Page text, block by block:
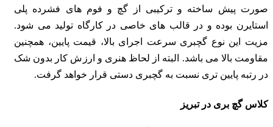
صورت پیش ساخته و ترکیبی از گچ و فوم های فشرده پلی
استایرن بوده و در قالب های خاصی در کارگاه تولید می شود.
مزیت این نوع گچبری سرعت اجرای بالا، قیمت پایین، همچنین
مقاومت بالا می باشد. البته از لحاظ هنری و ارزش کار بدون شک
در رتبه پایین تری نسبت به گچبری دستی قرار خواهد گرفت.
کلاس گچ بری در تبریز